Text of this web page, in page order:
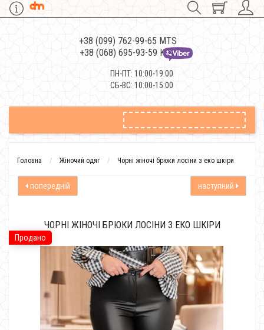
+38 (099) 762-99-65 MTS
+38 (068) 695-93-59 Kievstar
ПН-ПТ: 10:00-19:00
СБ-ВС: 10:00-15:00
Головна Жіночий одяг Чорні жіночі брюки лосіни з еко шкіри
попередній наступний
Продано
ЧОРНІ ЖІНОЧІ БРЮКИ ЛОСІНИ З ЕКО ШКІРИ